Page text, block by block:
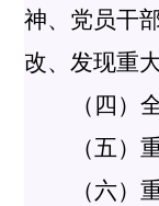
神、党员干
改、发现重
（四）
（五）
（六）